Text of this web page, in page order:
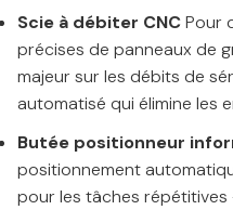
Scie à débiter CNCPour
précises de panneaux de
majeur sur les débits de
automatisé qui élimine les
Butée positionneur
positionnement
pour les tâches répétitives